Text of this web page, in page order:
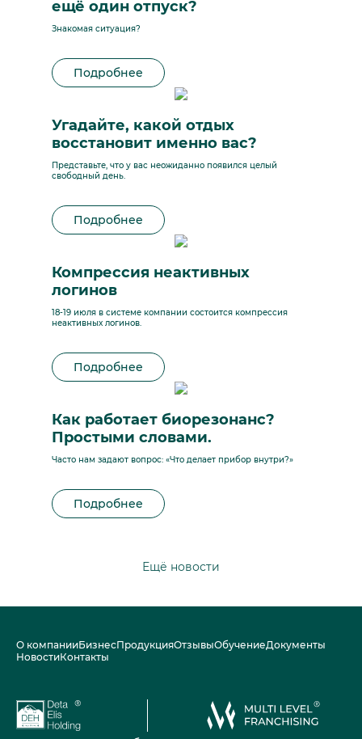
ещё один отпуск?
Знакомая ситуация?
Подробнее
Угадайте, какой отдых
восстановит именно вас?
Представьте, что у вас неожиданно появился целый
свободный день.
Подробнее
Компрессия неактивных
логинов
18-19 июля в системе компании состоится компрессия
неактивных логинов.
Подробнее
Как работает биорезонанс?
Простыми словами.
Часто нам задают вопрос: «Что делает прибор внутри?»
Подробнее
Ещё новости
О компанииБизнесПродукцияОтзывыОбучениеДокументы
НовостиКонтакты